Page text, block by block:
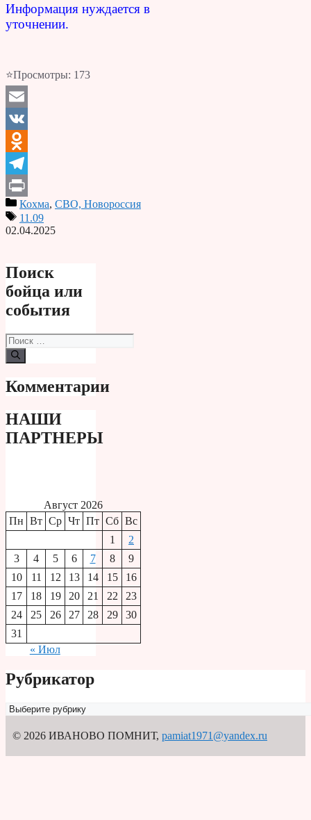
Информация нуждается в
уточнении.
⭐Просмотры: 173
Email
VK
Odnoklassniki
Telegram
PrintКохма, СВО, Новороссия
11.09
02.04.2025
Поиск
бойца или
события
Поиск:
Комментарии
НАШИ
ПАРТНЕРЫ
Август 2026
Пн Вт Ср Чт Пт Сб Вс
1
2
3
4 5 6 7 8
9
10
11 12 13 14 15
16
17
18 19 20 21 22
23
24
25 26 27 28 29
30
31
« Июл
Рубрикатор
Рубрикатор
© 2026 ИВАНОВО ПОМНИТ, pamiat1971@yandex.ru